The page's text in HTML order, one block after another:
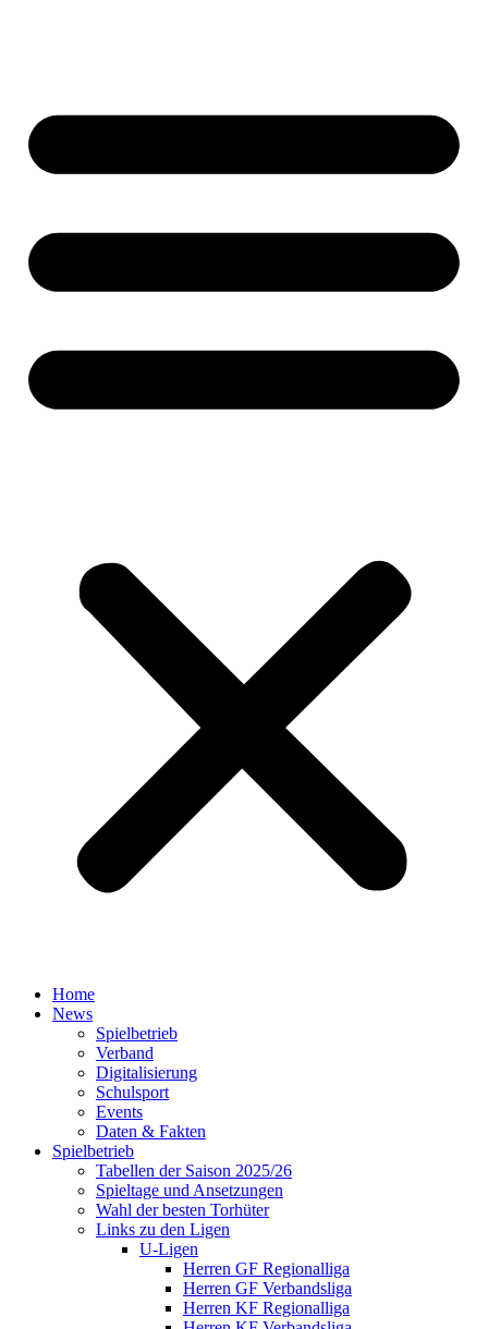
Home
News
Spielbetrieb
Verband
Digitalisierung
Schulsport
Events
Daten & Fakten
Spielbetrieb
Tabellen der Saison 2025/26
Spieltage und Ansetzungen
Wahl der besten Torhüter
Links zu den Ligen
U-Ligen
Herren GF Regionalliga
Herren GF Verbandsliga
Herren KF Regionalliga